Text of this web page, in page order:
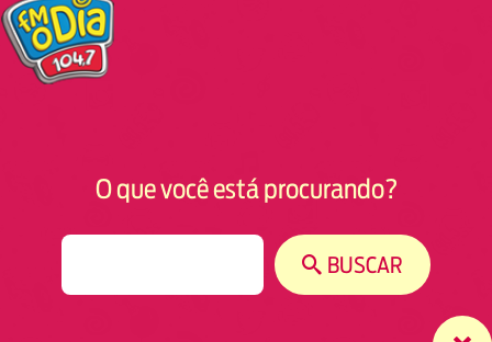
O que você está procurando?
BUSCAR